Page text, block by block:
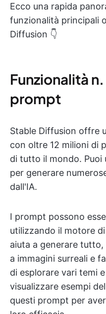
Ecco una rapida
funzionalità principali
Diffusion 👇
Funzionalità
prompt
Stable Diffusion offre
con oltre 12 milioni di
di tutto il mondo.
per generare
dall'IA.
I prompt possono
utilizzando il motore
aiuta a generare
a immagini surreali e
di esplorare vari temi
visualizzare esempi
questi prompt per